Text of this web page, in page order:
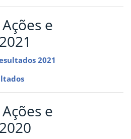
e
2021
e